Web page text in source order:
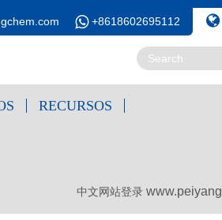
+8618602695112
RECURSOS
中文网站登录